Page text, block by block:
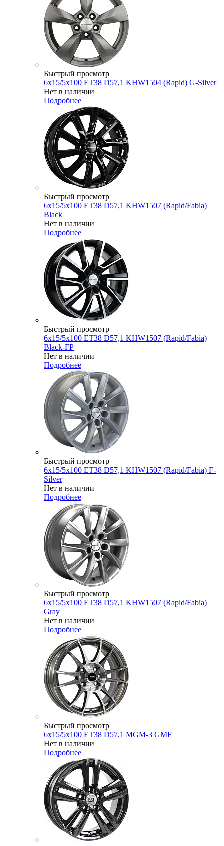
Быстрый просмотр
6x15/5x100 ET38 D57,1 KHW1504 (Rapid) G-Silver
Нет в наличии
Подробнее
Быстрый просмотр
6x15/5x100 ET38 D57,1 KHW1507 (Rapid/Fabia)
Black
Нет в наличии
Подробнее
Быстрый просмотр
6x15/5x100 ET38 D57,1 KHW1507 (Rapid/Fabia)
Black-FP
Нет в наличии
Подробнее
Быстрый просмотр
6x15/5x100 ET38 D57,1 KHW1507 (Rapid/Fabia) F-
Silver
Нет в наличии
Подробнее
Быстрый просмотр
6x15/5x100 ET38 D57,1 KHW1507 (Rapid/Fabia)
Gray
Нет в наличии
Подробнее
Быстрый просмотр
6x15/5x100 ET38 D57,1 MGM-3 GMF
Нет в наличии
Подробнее